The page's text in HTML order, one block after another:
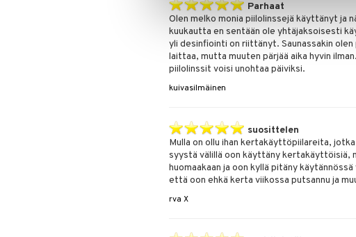
Parhaat
Olen melko monia piilolinssejä käyttänyt ja
kuukautta en sentään ole yhtäjaksoisesti
yli desinfiointi on riittänyt. Saunassakin
laittaa, mutta muuten pärjää aika hyvin
piilolinssit voisi unohtaa päiviksi.
kuivasilmäinen
suosittelen
Mulla on ollu ihan kertakäyttöpiilareita,
syystä välillä oon käyttäny kertakäyttöisiä,
huomaakaan ja oon kyllä pitäny
että oon ehkä kerta viikossa putsannu ja
rva X